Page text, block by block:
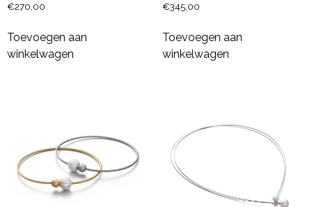
€270,00
Toevoegen aan
winkelwagen
€345,00
Toevoegen aan
winkelwagen